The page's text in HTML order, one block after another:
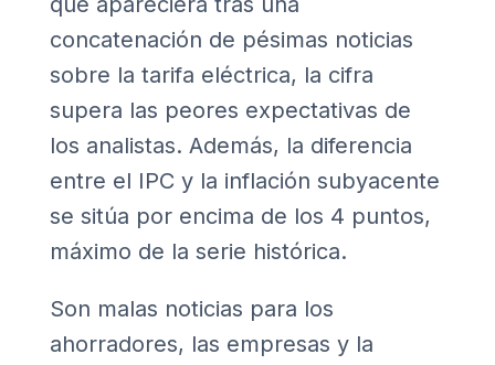
concatenación de pésimas noticias
sobre la tarifa eléctrica, la cifra
supera las peores expectativas de
los analistas. Además, la diferencia
entre el IPC y la inflación subyacente
se sitúa por encima de los 4 puntos,
máximo de la serie histórica.
Son malas noticias para los
ahorradores, las empresas y la